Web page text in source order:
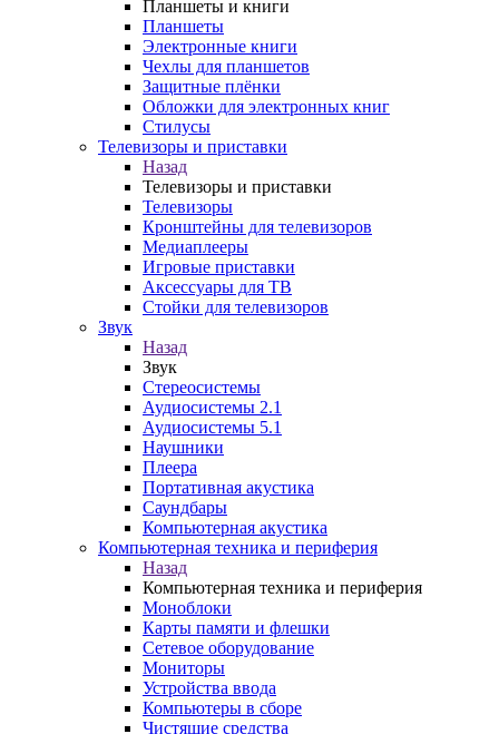
Планшеты и книги
Планшеты
Электронные книги
Чехлы для планшетов
Защитные плёнки
Обложки для электронных книг
Стилусы
Телевизоры и приставки
Назад
Телевизоры и приставки
Телевизоры
Кронштейны для телевизоров
Медиаплееры
Игровые приставки
Аксессуары для ТВ
Стойки для телевизоров
Звук
Назад
Звук
Стереосистемы
Аудиосистемы 2.1
Аудиосистемы 5.1
Наушники
Плеера
Портативная акустика
Саундбары
Компьютерная акустика
Компьютерная техника и периферия
Назад
Компьютерная техника и периферия
Моноблоки
Карты памяти и флешки
Сетевое оборудование
Мониторы
Устройства ввода
Компьютеры в сборе
Чистящие средства